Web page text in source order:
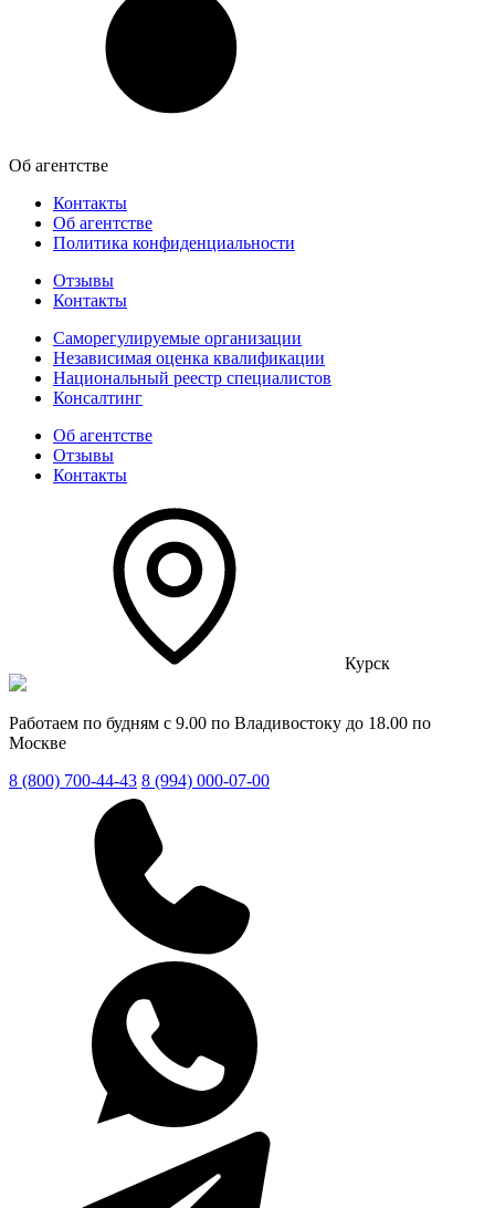
Об агентстве
Контакты
Об агентстве
Политика конфиденциальности
Отзывы
Контакты
Саморегулируемые организации
Независимая оценка квалификации
Национальный реестр специалистов
Консалтинг
Об агентстве
Отзывы
Контакты
Курск
Работаем по будням с 9.00 по Владивостоку до 18.00 по
Москве
8 (800) 700-44-43 8 (994) 000-07-00